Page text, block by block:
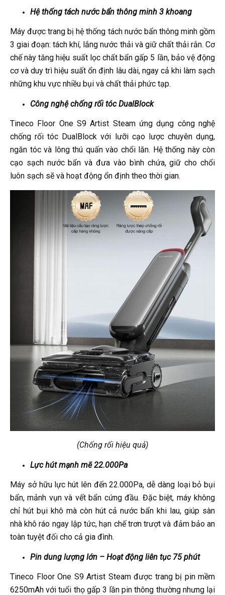
Hệ thống tách nước bẩn thông minh 3 khoang
Máy được trang bị hệ thống tách nước bẩn thông minh gồm
3 giai đoạn: tách khí, lắng nước thải và giữ chất thải rắn. Cơ
chế này tăng hiệu suất lọc chất bẩn gấp 5 lần, bảo vệ động
cơ và duy trì hiệu suất ổn định lâu dài, ngay cả khi làm sạch
những khu vực nhiều bụi và chất thải phức tạp.
Công nghệ chống rối tóc DualBlock
Tineco Floor One S9 Artist Steam ứng dụng công nghệ
chống rối tóc DualBlock với lưỡi cạo lược chuyên dụng,
ngăn tóc và lông thú quấn vào chổi lăn. Hệ thống này còn
cạo sạch nước bẩn và đưa vào bình chứa, giữ cho chổi
luôn sạch sẽ và hoạt động ổn định theo thời gian.
(Chống rối hiệu quả)
Lực hút mạnh mẽ 22.000Pa
Máy sở hữu lực hút lên đến 22.000Pa, dễ dàng loại bỏ bụi
bẩn, mảnh vụn và vết bẩn cứng đầu. Đặc biệt, máy không
chỉ hút bụi khô mà còn hút cả nước bẩn khi lau, giúp sàn
nhà khô ráo ngay lập tức, hạn chế trơn trượt và đảm bảo an
toàn tuyệt đối cho cả gia đình.
Pin dung lượng lớn – Hoạt động liên tục 75 phút
Tineco Floor One S9 Artist Steam được trang bị pin mềm
6250mAh với tuổi thọ gấp 3 lần pin thông thường nhưng lại